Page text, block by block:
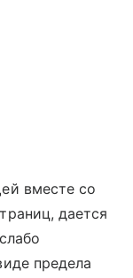
вместе со
дается
предела